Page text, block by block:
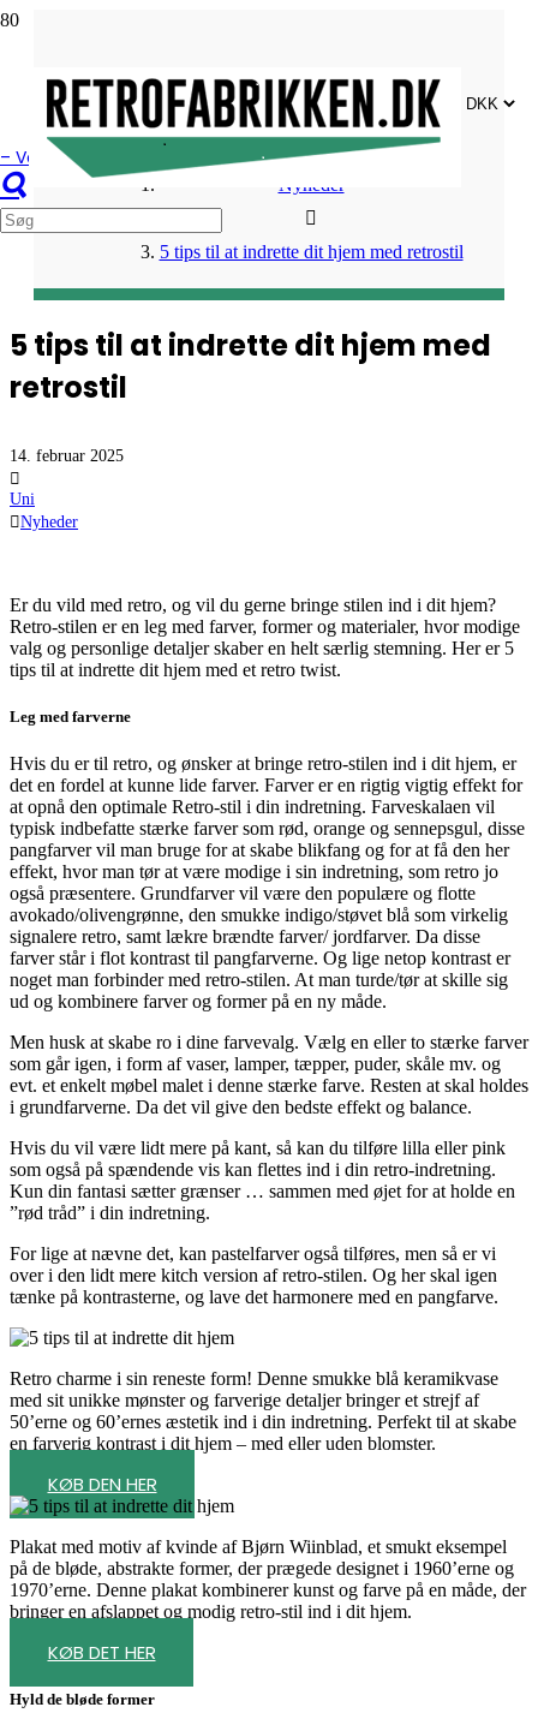
– Vores kunder elsker os
GÅ TILBAGE
Nyheder
5 tips til at indrette dit hjem med retrostil
5 tips til at indrette dit hjem med
retrostil
14. februar 2025
Uni
Nyheder
Er du vild med retro, og vil du gerne bringe stilen ind i dit hjem?
Retro-stilen er en leg med farver, former og materialer, hvor modige
valg og personlige detaljer skaber en helt særlig stemning. Her er 5
tips til at indrette dit hjem med et retro twist.
Leg med farverne
Hvis du er til retro, og ønsker at bringe retro-stilen ind i dit hjem, er
det en fordel at kunne lide farver. Farver er en rigtig vigtig effekt for
at opnå den optimale Retro-stil i din indretning. Farveskalaen vil
typisk indbefatte stærke farver som rød, orange og sennepsgul, disse
pangfarver vil man bruge for at skabe blikfang og for at få den her
effekt, hvor man tør at være modige i sin indretning, som retro jo
også præsentere. Grundfarver vil være den populære og flotte
avokado/olivengrønne, den smukke indigo/støvet blå som virkelig
signalere retro, samt lækre brændte farver/ jordfarver. Da disse
farver står i flot kontrast til pangfarverne. Og lige netop kontrast er
noget man forbinder med retro-stilen. At man turde/tør at skille sig
ud og kombinere farver og former på en ny måde.
Men husk at skabe ro i dine farvevalg. Vælg en eller to stærke farver
som går igen, i form af vaser, lamper, tæpper, puder, skåle mv. og
evt. et enkelt møbel malet i denne stærke farve. Resten at skal holdes
i grundfarverne. Da det vil give den bedste effekt og balance.
Hvis du vil være lidt mere på kant, så kan du tilføre lilla eller pink
som også på spændende vis kan flettes ind i din retro-indretning.
Kun din fantasi sætter grænser … sammen med øjet for at holde en
”rød tråd” i din indretning.
For lige at nævne det, kan pastelfarver også tilføres, men så er vi
over i den lidt mere kitch version af retro-stilen. Og her skal igen
tænke på kontrasterne, og lave det harmonere med en pangfarve.
Retro charme i sin reneste form! Denne smukke blå keramikvase
med sit unikke mønster og farverige detaljer bringer et strejf af
50’erne og 60’ernes æstetik ind i din indretning. Perfekt til at skabe
en farverig kontrast i dit hjem – med eller uden blomster.
KØB DEN HER
Plakat med motiv af kvinde af Bjørn Wiinblad, et smukt eksempel
på de bløde, abstrakte former, der prægede designet i 1960’erne og
1970’erne. Denne plakat kombinerer kunst og farve på en måde, der
bringer en afslappet og modig retro-stil ind i dit hjem.
KØB DET HER
Hyld de bløde former